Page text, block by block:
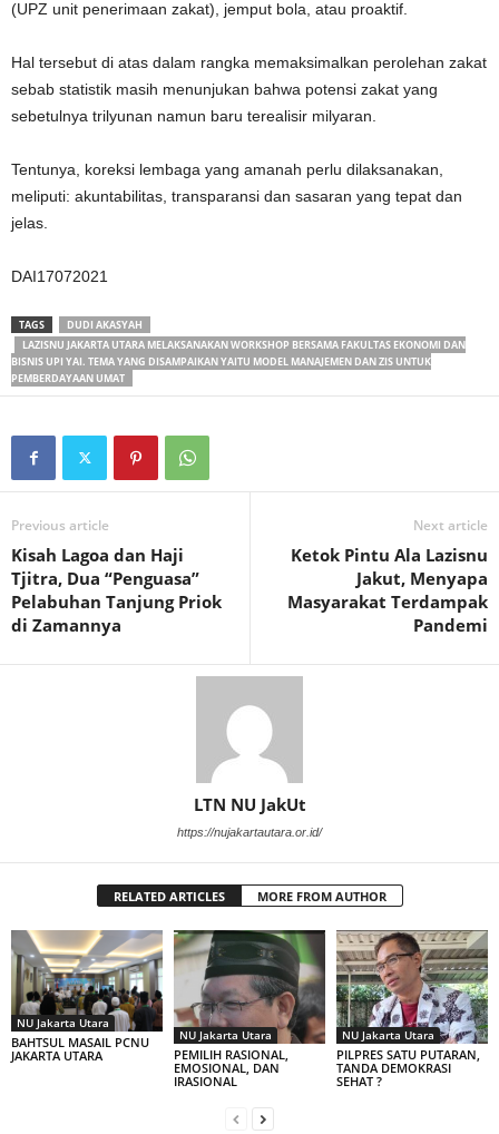
(UPZ unit penerimaan zakat), jemput bola, atau proaktif.
Hal tersebut di atas dalam rangka memaksimalkan perolehan zakat
sebab statistik masih menunjukan bahwa potensi zakat yang
sebetulnya trilyunan namun baru terealisir milyaran.
Tentunya, koreksi lembaga yang amanah perlu dilaksanakan,
meliputi: akuntabilitas, transparansi dan sasaran yang tepat dan
jelas.
DAI17072021
TAGS
DUDI AKASYAH
LAZISNU JAKARTA UTARA MELAKSANAKAN WORKSHOP BERSAMA FAKULTAS EKONOMI DAN
BISNIS UPI YAI. TEMA YANG DISAMPAIKAN YAITU MODEL MANAJEMEN DAN ZIS UNTUK
PEMBERDAYAAN UMAT
Previous article
Kisah Lagoa dan Haji
Tjitra, Dua “Penguasa”
Pelabuhan Tanjung Priok
di Zamannya
Next article
Ketok Pintu Ala Lazisnu
Jakut, Menyapa
Masyarakat Terdampak
Pandemi
LTN NU JakUt
https://nujakartautara.or.id/
RELATED ARTICLES MORE FROM AUTHOR
NU Jakarta Utara
BAHTSUL MASAIL PCNU
JAKARTA UTARA
NU Jakarta Utara
PEMILIH RASIONAL,
EMOSIONAL, DAN
IRASIONAL
NU Jakarta Utara
PILPRES SATU PUTARAN,
TANDA DEMOKRASI
SEHAT ?